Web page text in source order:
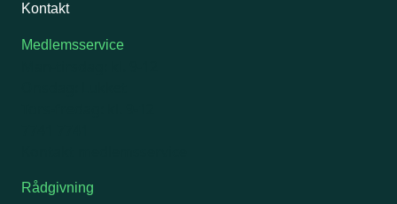
Kontakt
Medlemsservice
Rådgivning